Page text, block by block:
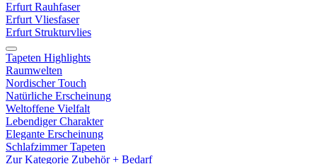
Erfurt Rauhfaser
Erfurt Vliesfaser
Erfurt Strukturvlies
Tapeten Highlights
Raumwelten
Nordischer Touch
Natürliche Erscheinung
Weltoffene Vielfalt
Lebendiger Charakter
Elegante Erscheinung
Schlafzimmer Tapeten
Zur Kategorie Zubehör + Bedarf